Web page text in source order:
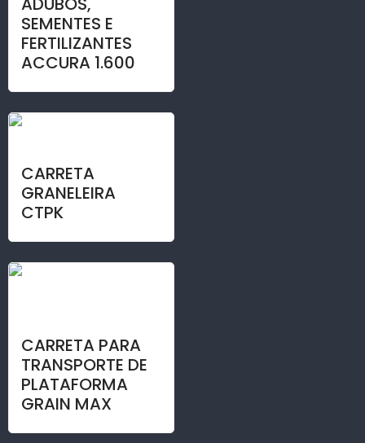
SEMENTES E
FERTILIZANTES
ACCURA 1.600
CARRETA
GRANELEIRA
CTPK
CARRETA PARA
TRANSPORTE DE
PLATAFORMA
GRAIN MAX